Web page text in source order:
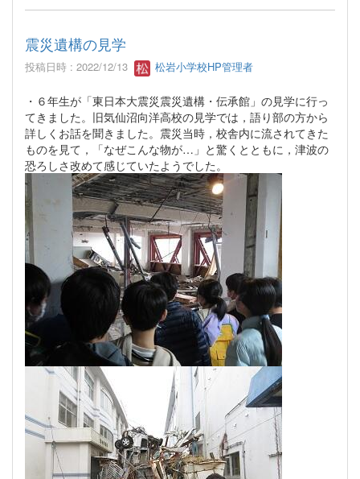
震災遺構の見学
投稿日時 : 2022/12/13 松岩小学校HP管理者
・６年生が「東日本大震災震災遺構・伝承館」の見学に行っ
てきました。旧気仙沼向洋高校の見学では，語り部の方から
詳しくお話を聞きました。震災当時，校舎内に流されてきた
ものを見て，「なぜこんな物が…」と驚くとともに，津波の
恐ろしさ改めて感じていたようでした。